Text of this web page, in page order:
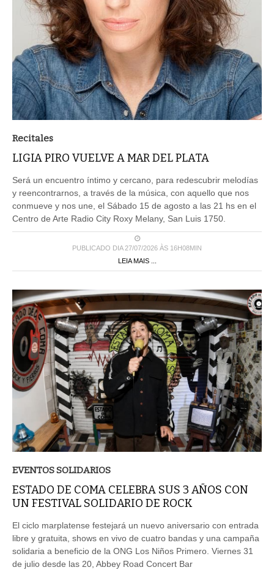
Recitales
LIGIA PIRO VUELVE A MAR DEL PLATA
Será un encuentro íntimo y cercano, para redescubrir melodías
y reencontrarnos, a través de la música, con aquello que nos
conmueve y nos une, el Sábado 15 de agosto a las 21 hs en el
Centro de Arte Radio City Roxy Melany, San Luis 1750.
PUBLICADO DIA 27/07/2026 ÀS 16H08MIN
LEIA MAIS ...
EVENTOS SOLIDARIOS
ESTADO DE COMA CELEBRA SUS 3 AÑOS CON
UN FESTIVAL SOLIDARIO DE ROCK
El ciclo marplatense festejará un nuevo aniversario con entrada
libre y gratuita, shows en vivo de cuatro bandas y una campaña
solidaria a beneficio de la ONG Los Niños Primero. Viernes 31
de julio desde las 20, Abbey Road Concert Bar